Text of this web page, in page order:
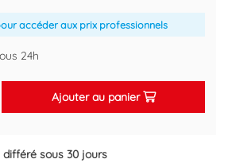
accéder aux prix professionnels
24h
Ajouter au panier
gratuit sous 14 jours